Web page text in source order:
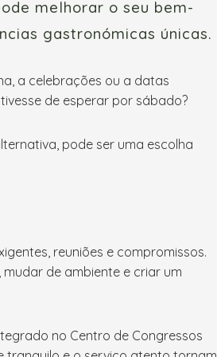
melhorar o seu bem-
gastronómicas únicas.
a celebrações ou a datas
de esperar por sábado?
pode ser uma escolha
reuniões e compromissos.
de ambiente e criar um
no Centro de Congressos